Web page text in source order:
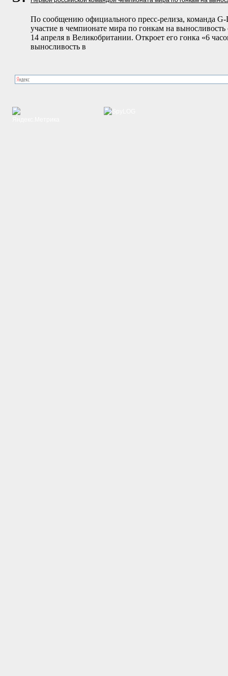
По сообщению официального пресс-релиза, команда
участие в чемпионате мира по гонкам на
14 апреля в Великобритании. Откроет его гонка «6
выносливость в